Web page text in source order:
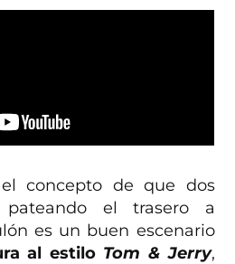
concepto de que dos
el trasero a
es un buen escenario
al estilo Tom & Jerry,